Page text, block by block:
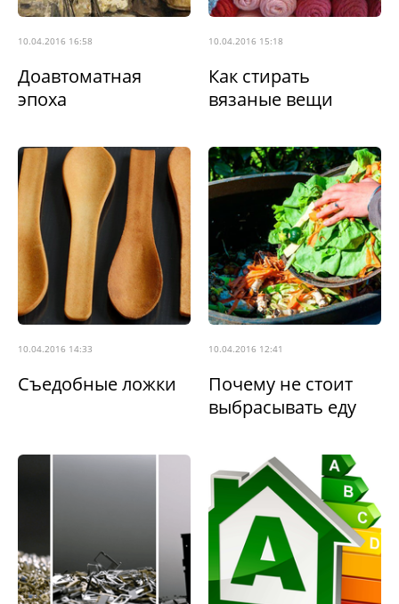
10.04.2016 16:58
Доавтоматная
эпоха
10.04.2016 15:18
Как стирать
вязаные вещи
10.04.2016 14:33
Съедобные ложки
10.04.2016 12:41
Почему не стоит
выбрасывать еду